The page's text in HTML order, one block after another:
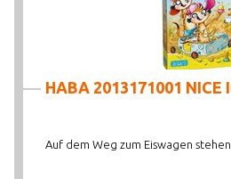
HABA 2013171001 NICE
Auf dem Weg zum Eiswagen stehen